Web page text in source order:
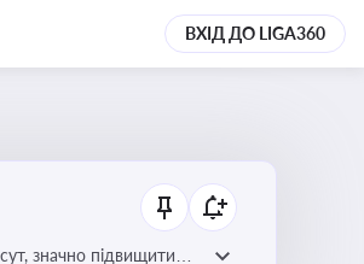
ВХІД ДО LIGA360
значно підвищити